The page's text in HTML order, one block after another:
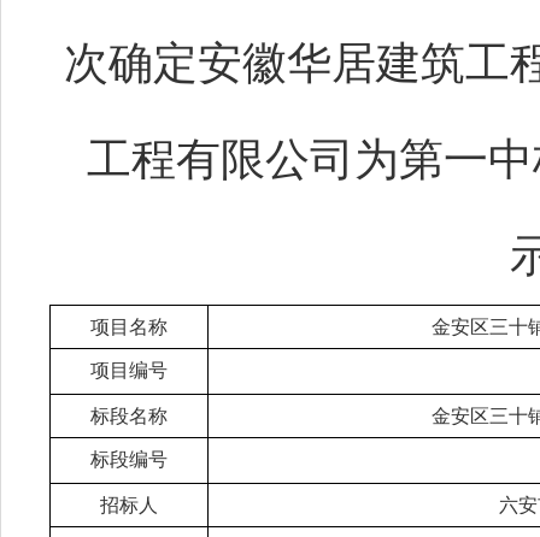
次确定安徽华居建筑工
工程有限公司为第一
项目名称 金安区三十
项目编号
标段名称 金安区三十
标段编号
招标人 六